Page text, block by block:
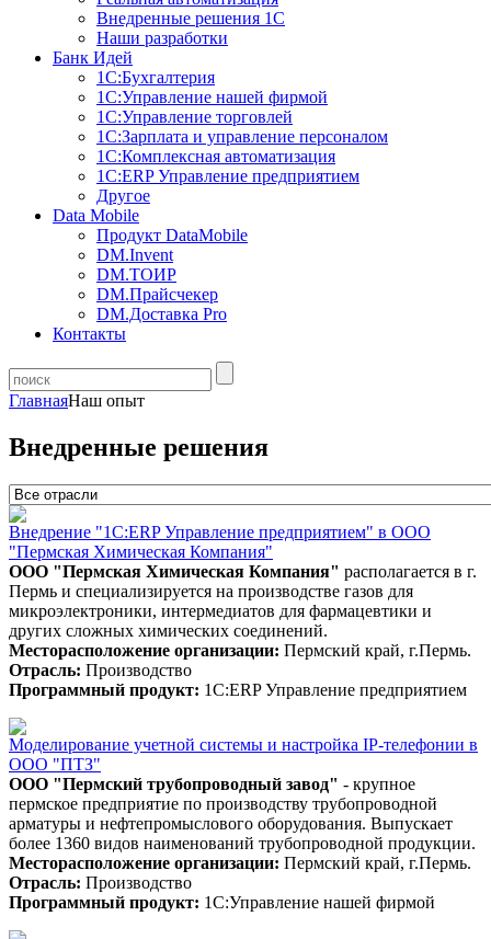
Внедренные решения 1С
Наши разработки
Банк Идей
1С:Бухгалтерия
1С:Управление нашей фирмой
1С:Управление торговлей
1С:Зарплата и управление персоналом
1С:Комплексная автоматизация
1С:ERP Управление предприятием
Другое
Data Mobile
Продукт DataMobile
DM.Invent
DM.ТОИР
DM.Прайсчекер
DM.Доставка Pro
Контакты
ГлавнаяНаш опыт
Внедренные решения
Внедрение "1С:ERP Управление предприятием" в ООО
"Пермская Химическая Компания"
ООО "Пермская Химическая Компания" располагается в г.
Пермь и специализируется на производстве газов для
микроэлектроники, интермедиатов для фармацевтики и
других сложных химических соединений.
Месторасположение организации: Пермский край, г.Пермь.
Отрасль: Производство
Программный продукт: 1С:ERP Управление предприятием
Моделирование учетной системы и настройка IP-телефонии в
ООО "ПТЗ"
ООО "Пермский трубопроводный завод" - крупное
пермское предприятие по производству трубопроводной
арматуры и нефтепромыслового оборудования. Выпускает
более 1360 видов наименований трубопроводной продукции.
Месторасположение организации: Пермский край, г.Пермь.
Отрасль: Производство
Программный продукт: 1С:Управление нашей фирмой